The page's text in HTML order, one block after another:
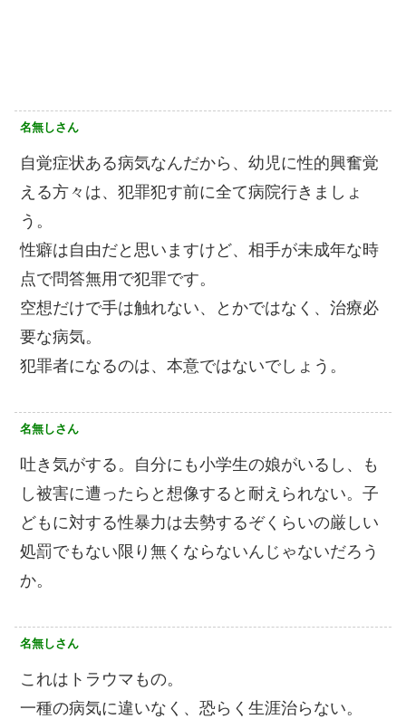
名無しさん
自覚症状ある病気なんだから、幼児に性的興奮覚
える方々は、犯罪犯す前に全て病院行きましょ
う。
性癖は自由だと思いますけど、相手が未成年な時
点で問答無用で犯罪です。
空想だけで手は触れない、とかではなく、治療必
要な病気。
犯罪者になるのは、本意ではないでしょう。
名無しさん
吐き気がする。自分にも小学生の娘がいるし、も
し被害に遭ったらと想像すると耐えられない。子
どもに対する性暴力は去勢するぞくらいの厳しい
処罰でもない限り無くならないんじゃないだろう
か。
名無しさん
これはトラウマもの。
一種の病気に違いなく、恐らく生涯治らない。